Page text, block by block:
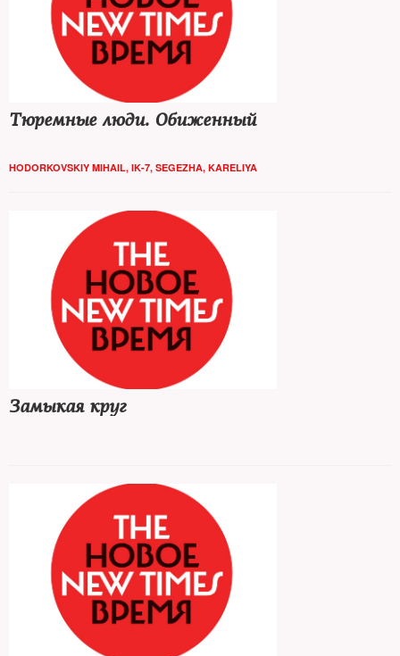
Тюремные люди. Обиженный
HODORKOVSKIY MIHAIL, IK-7, SEGEZHA, KARELIYA
Замыкая круг